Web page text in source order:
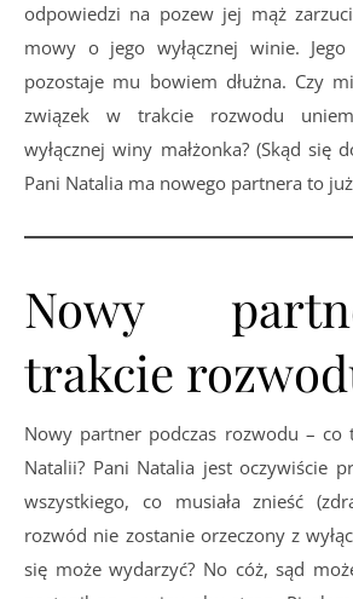
odpowiedzi na pozew jej mąż
mowy o jego wyłącznej winie.
pozostaje mu bowiem dłużna. Czy
związek w trakcie rozwodu
wyłącznej winy małżonka? (Skąd się
Pani Natalia ma nowego partnera to
Nowy
trakcie
Nowy partner podczas rozwodu – co
Natalii? Pani Natalia jest oczywiście
wszystkiego, co musiała znieść
rozwód nie zostanie orzeczony z
się może wydarzyć? No cóż, sąd